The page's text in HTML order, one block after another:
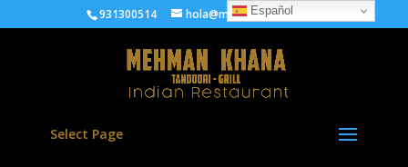
931300514 hola@mehmankhana.com
Select Page
Español